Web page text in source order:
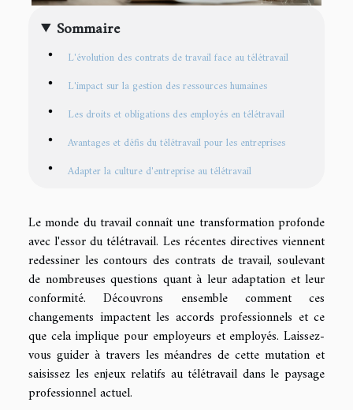
Sommaire
L'évolution des contrats de travail face au télétravail
L'impact sur la gestion des ressources humaines
Les droits et obligations des employés en télétravail
Avantages et défis du télétravail pour les entreprises
Adapter la culture d'entreprise au télétravail
Le monde du travail connaît une transformation profonde
avec l'essor du télétravail. Les récentes directives viennent
redessiner les contours des contrats de travail, soulevant
de nombreuses questions quant à leur adaptation et leur
conformité. Découvrons ensemble comment ces
changements impactent les accords professionnels et ce
que cela implique pour employeurs et employés. Laissez-
vous guider à travers les méandres de cette mutation et
saisissez les enjeux relatifs au télétravail dans le paysage
professionnel actuel.